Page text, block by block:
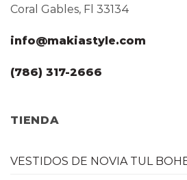
Coral Gables, Fl 33134
info@makiastyle.com
(786) 317-2666
TIENDA
VESTIDOS DE NOVIA TUL